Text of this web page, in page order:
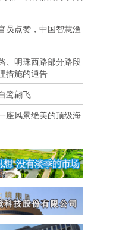
员点赞，中国智慧渔
、明珠西路部分路段
措施的通告
鹭翩飞
座风景绝美的顶级海